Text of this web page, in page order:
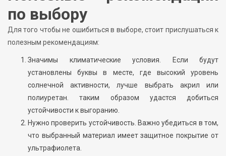
по выбору
Для того чтобы не ошибиться в выборе, стоит прислушаться к
полезным рекомендациям:
Значимы климатические условия. Если будут
установлены буквы в месте, где высокий уровень
солнечной активности, лучше выбрать акрил или
полиуретан. таким образом удастся добиться
устойчивости к выгоранию.
Нужно проверить устойчивость. Важно убедиться в том,
что выбранный материал имеет защитное покрытие от
ультрафиолета.